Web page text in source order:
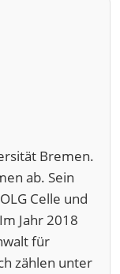
Bremen.
ab. Sein
Celle und
Jahr 2018
für
zählen unter